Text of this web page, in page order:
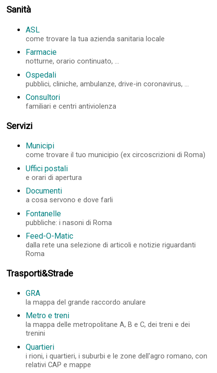
Sanità
ASL
come trovare la tua azienda sanitaria locale
Farmacie
notturne, orario continuato, ...
Ospedali
pubblici, cliniche, ambulanze, drive-in coronavirus, ...
Consultori
familiari e centri antiviolenza
Servizi
Municipi
come trovare il tuo municipio (ex circoscrizioni di Roma)
Uffici postali
e orari di apertura
Documenti
a cosa servono e dove farli
Fontanelle
pubbliche: i nasoni di Roma
Feed-O-Matic
dalla rete una selezione di articoli e notizie riguardanti
Roma
Trasporti&Strade
GRA
la mappa del grande raccordo anulare
Metro e treni
la mappa delle metropolitane A, B e C, dei treni e dei
trenini
Quartieri
i rioni, i quartieri, i suburbi e le zone dell'agro romano, con
relativi CAP e mappe